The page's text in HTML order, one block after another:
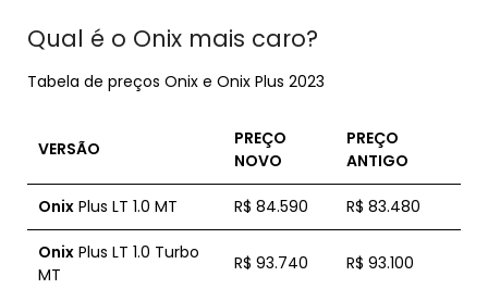
Qual é o Onix mais caro?
Tabela de preços Onix e Onix Plus 2023
VERSÃO
PREÇO
NOVO
PREÇO
ANTIGO
Onix Plus LT 1.0 MT R$ 84.590 R$ 83.480
Onix Plus LT 1.0 Turbo
MT
R$ 93.740 R$ 93.100